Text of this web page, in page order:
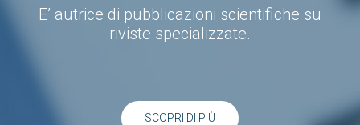
E’ autrice di pubblicazioni scientifiche su
riviste specializzate.
SCOPRI DI PIÙ